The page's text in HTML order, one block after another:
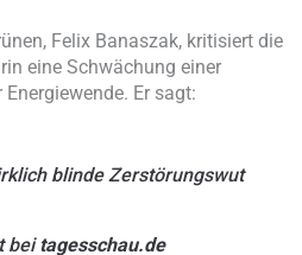
Felix Banaszak, kritisiert die
eine Schwächung einer
Er sagt:
blinde Zerstörungswut
beitagesschau.de